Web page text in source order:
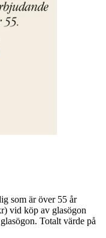
som är över 55 år
vid köp av glasögon
Totalt värde på